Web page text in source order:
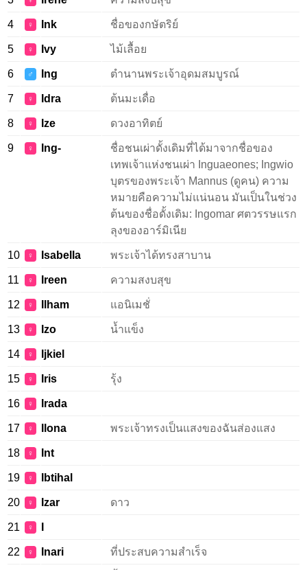
4 ♀ Ink ชื่อของกษัตริย์
5 ♀ Ivy ไม้เลื้อย
6 ♂ Ing ตำนานพระเจ้าอุดมสมบูรณ์
7 ♀ Idra ต้นมะเดื่อ
8 ♀ Ize ดวงอาทิตย์
9 ♀ Ing-
ชื่อชนเผ่าดั้งเดิมที่ได้มาจากชื่อของ
เทพเจ้าแห่งชนเผ่า Inguaeones; Ingwio
บุตรของพระเจ้า Mannus (ดูคน) ความ
หมายคือความไม่แน่นอน มันเป็นในช่วง
ต้นของชื่อดั้งเดิม: Ingomar ศตวรรษแรก
ลุงของอาร์มิเนีย
10 ♀ Isabella พระเจ้าได้ทรงสาบาน
11 ♀ Ireen ความสงบสุข
12 ♀ Ilham แอนิเมชั่
13 ♀ Izo น้ำแข็ง
14 ♀ Ijkiel
15 ♀ Iris รุ้ง
16 ♀ Irada
17 ♀ Ilona พระเจ้าทรงเป็นแสงของฉันส่องแสง
18 ♀ Int
19 ♀ Ibtihal
20 ♀ Izar ดาว
21 ♀
22 ♀ Inari ที่ประสบความสำเร็จ